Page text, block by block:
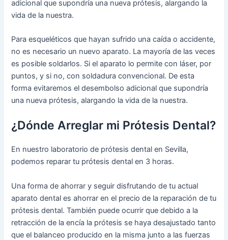
adicional que supondría una nueva prótesis, alargando la
vida de la nuestra.
Para esqueléticos que hayan sufrido una caída o accidente,
no es necesario un nuevo aparato. La mayoría de las veces
es posible soldarlos. Si el aparato lo permite con láser, por
puntos, y si no, con soldadura convencional. De esta
forma evitaremos el desembolso adicional que supondría
una nueva prótesis, alargando la vida de la nuestra.
¿Dónde Arreglar mi Prótesis Dental?
En nuestro laboratorio de prótesis dental en Sevilla,
podemos reparar tu prótesis dental en 3 horas.
Una forma de ahorrar y seguir disfrutando de tu actual
aparato dental es ahorrar en el precio de la reparación de tu
prótesis dental. También puede ocurrir que debido a la
retracción de la encía la prótesis se haya desajustado tanto
que el balanceo producido en la misma junto a las fuerzas